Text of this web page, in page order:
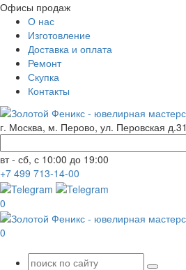
Офисы продаж
О нас
Изготовление
Доставка и оплата
Ремонт
Скупка
Контакты
г. Москва, м. Перово, ул. Перовская д.31
вт - сб, с 10:00 до 19:00
+7 499 713-14-00
0
0